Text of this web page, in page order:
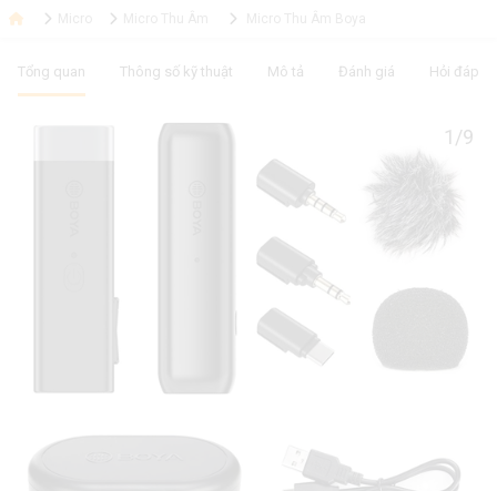
Tổng quan Thông số kỹ thuật Mô tả Đánh giá Hỏi đáp
1/9